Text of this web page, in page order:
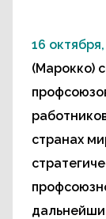
16
(Марокко)
странах